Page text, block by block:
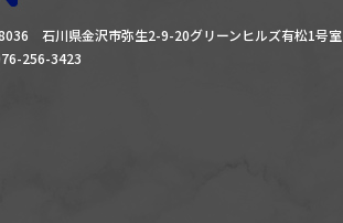
石川県金沢市弥生2-9-20グリーンヒルズ有松1号室
256-3423